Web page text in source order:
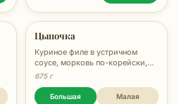
Цыпочка
Куриное филе в устричном
соусе, морковь по-корейски,
перец болгарский, сыр
соус Унаги, зелень, 675 гр.
675 г
Большая Малая